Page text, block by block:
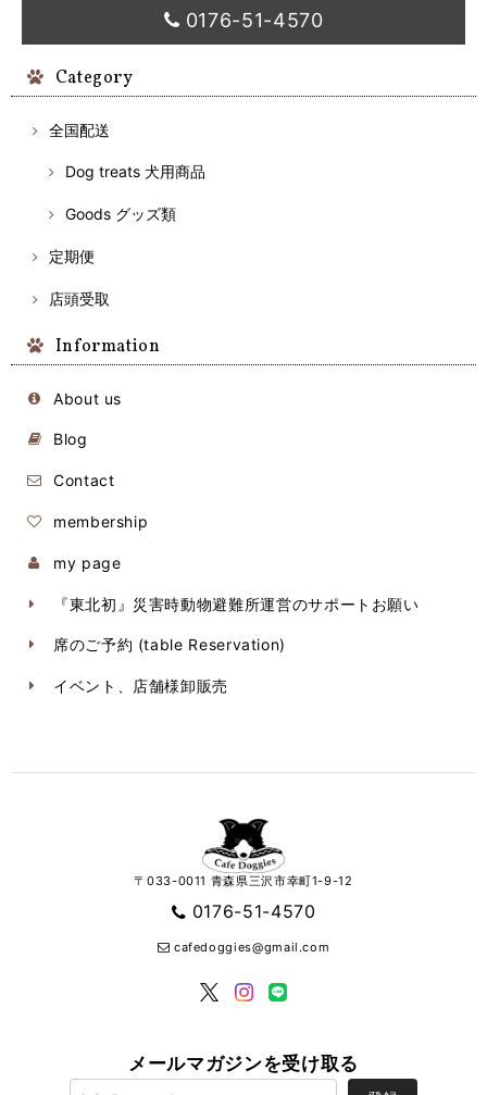
0176-51-4570
Category
全国配送
Dog treats 犬用商品
Goods グッズ類
定期便
店頭受取
Information
About us
Blog
Contact
membership
my page
『東北初』災害時動物避難所運営のサポートお願い
席のご予約 (table Reservation)
イベント、店舗様卸販売
〒033-0011 青森県三沢市幸町1-9-12
0176-51-4570
cafedoggies@gmail.com
メールマガジンを受け取る